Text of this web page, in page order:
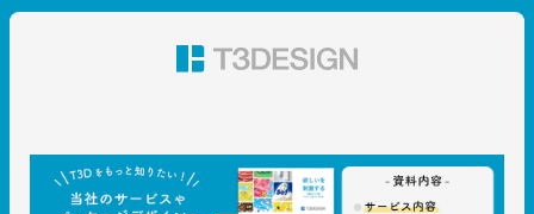
ン 株式会社T3デザイン